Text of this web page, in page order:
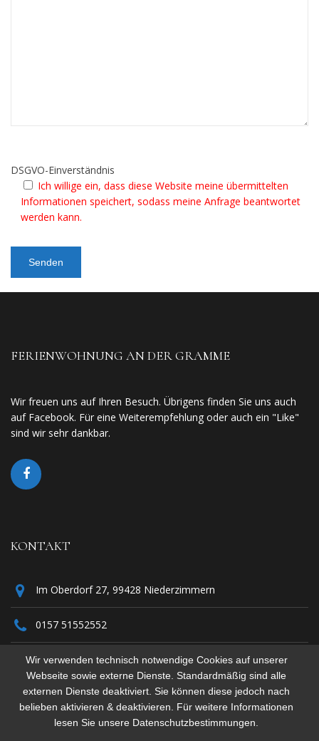
DSGVO-Einverständnis
Ich willige ein, dass diese Website meine übermittelten
Informationen speichert, sodass meine Anfrage beantwortet
werden kann.
FERIENWOHNUNG AN DER GRAMME
Wir freuen uns auf Ihren Besuch. Übrigens finden Sie uns auch
auf Facebook. Für eine Weiterempfehlung oder auch ein "Like"
sind wir sehr dankbar.
KONTAKT
Im Oberdorf 27, 99428 Niederzimmern
0157 51552552
fewo-gramme@web.de
Wir verwenden technisch notwendige Cookies auf unserer
Webseite sowie externe Dienste. Standardmäßig sind alle
externen Dienste deaktiviert. Sie können diese jedoch nach
belieben aktivieren & deaktivieren. Für weitere Informationen
lesen Sie unsere Datenschutzbestimmungen.